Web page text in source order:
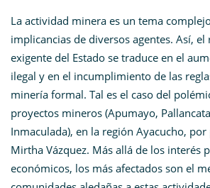
La actividad minera es un tema
implicancias de diversos agentes. Así,
exigente del Estado se traduce en el
ilegal y en el incumplimiento de las
minería formal. Tal es el caso del
proyectos mineros (Apumayo,
Inmaculada), en la región Ayacucho,
Mirtha Vázquez. Más allá de los interés
económicos, los más afectados son el